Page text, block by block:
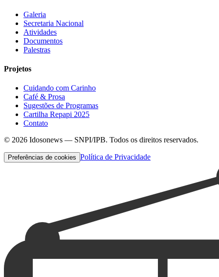
Galeria
Secretaria Nacional
Atividades
Documentos
Palestras
Projetos
Cuidando com Carinho
Café & Prosa
Sugestões de Programas
Cartilha Repapi 2025
Contato
© 2026 Idosonews — SNPI/IPB. Todos os direitos reservados.
Preferências de cookies Política de Privacidade